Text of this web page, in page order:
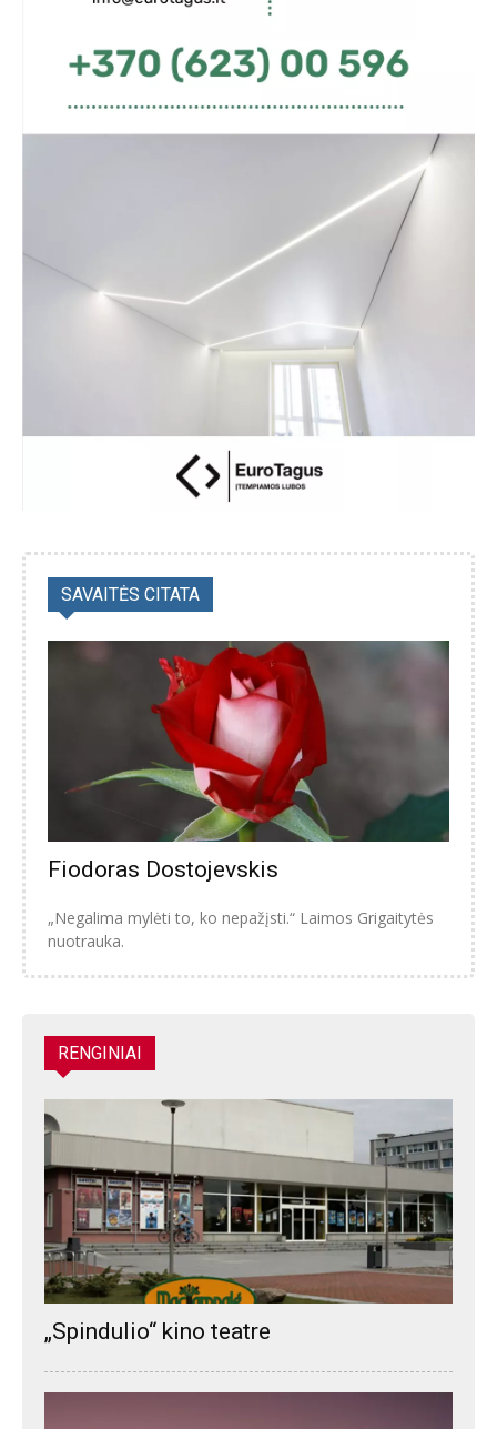
SAVAITĖS CITATA
Fiodoras Dostojevskis
„Negalima mylėti to, ko nepažįsti.“ Laimos Grigaitytės
nuotrauka.
RENGINIAI
„Spindulio“ kino teatre